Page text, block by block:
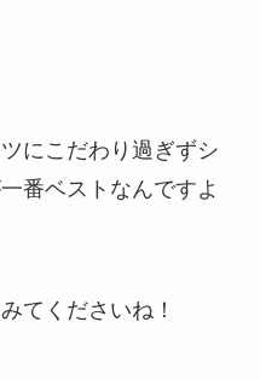
にこだわり過ぎずシ
番ベストなんですよ
てくださいね！